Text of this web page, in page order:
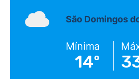
São Domingos
Mínima
14º